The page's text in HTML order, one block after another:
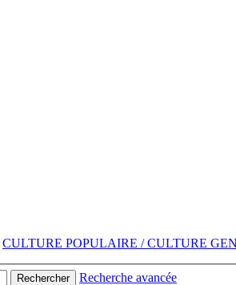
CULTURE POPULAIRE / CULTURE
Rechercher Recherche avancée